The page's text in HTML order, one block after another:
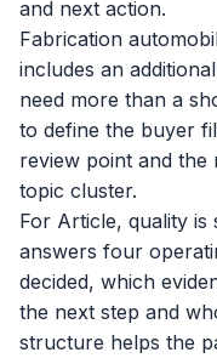
and next action.
Fabrication
includes an
need more than a
to define the buyer
review point and the
topic cluster.
For Article, quality is
answers four
decided, which
the next step and
structure helps the